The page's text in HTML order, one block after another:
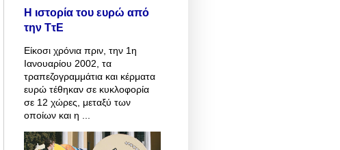
Η ιστορία του ευρώ από
την ΤτΕ
Είκοσι χρόνια πριν, την 1η
Ιανουαρίου 2002, τα
τραπεζογραμμάτια και κέρματα
ευρώ τέθηκαν σε κυκλοφορία
σε 12 χώρες, μεταξύ των
οποίων και η ...